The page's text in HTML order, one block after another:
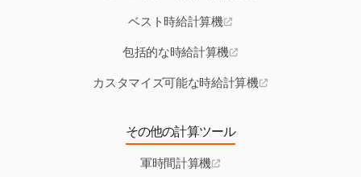
ベスト時給計算機
包括的な時給計算機
カスタマイズ可能な時給計算機
その他の計算ツール
軍時間計算機